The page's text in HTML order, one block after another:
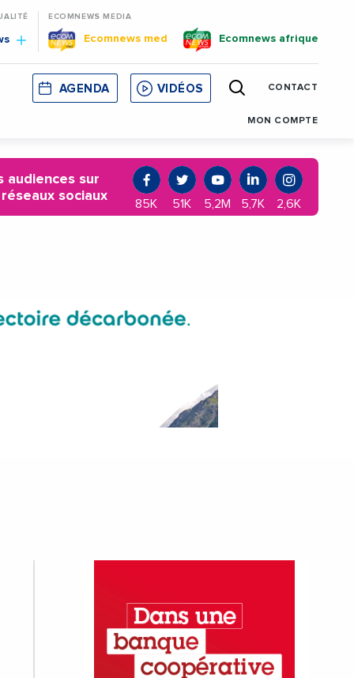
ECOMNEWS MEDIA
Ecomnews med Ecomnews afrique
CORSE MONACO CATALOGNE
AGENDA VIDÉOS CONTACT
MON COMPTE
audiences sur
réseaux sociaux
85K 51K 5,2M 5,7K 2,6K